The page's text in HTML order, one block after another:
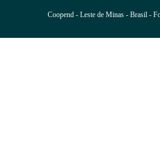
Coopend - Leste de Minas - Brasil -